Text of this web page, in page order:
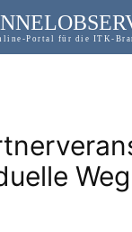
Portal für die ITK-